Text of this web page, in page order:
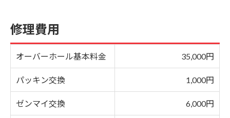
修理費用
オーバーホール基本料金 35,000円
パッキン交換 1,000円
ゼンマイ交換 6,000円